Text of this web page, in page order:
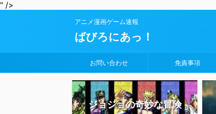
" />
アニメ漫画ゲーム速報
ばびろにあっ！
お問い合わせ 免責事項
ジョジョの奇妙な冒険